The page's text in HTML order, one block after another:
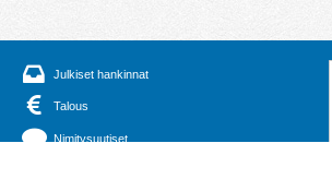
Julkiset hankinnat
Talous
Nimitysuutiset